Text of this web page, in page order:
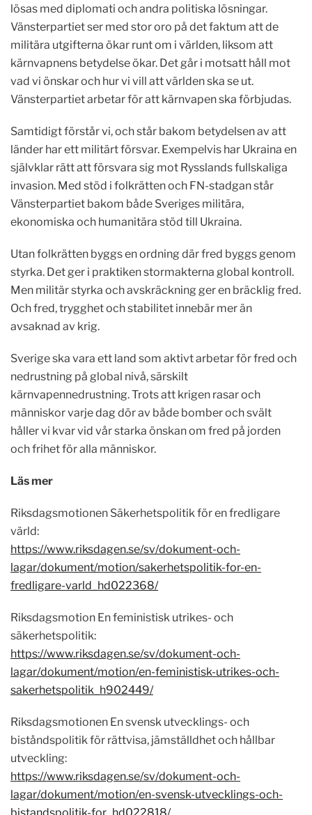
lösas med diplomati och andra politiska lösningar.
Vänsterpartiet ser med stor oro på det faktum att de
militära utgifterna ökar runt om i världen, liksom att
kärnvapnens betydelse ökar. Det går i motsatt håll mot
vad vi önskar och hur vi vill att världen ska se ut.
Vänsterpartiet arbetar för att kärnvapen ska förbjudas.
Samtidigt förstår vi, och står bakom betydelsen av att
länder har ett militärt försvar. Exempelvis har Ukraina en
självklar rätt att försvara sig mot Rysslands fullskaliga
invasion. Med stöd i folkrätten och FN-stadgan står
Vänsterpartiet bakom både Sveriges militära,
ekonomiska och humanitära stöd till Ukraina.
Utan folkrätten byggs en ordning där fred byggs genom
styrka. Det ger i praktiken stormakterna global kontroll.
Men militär styrka och avskräckning ger en bräcklig fred.
Och fred, trygghet och stabilitet innebär mer än
avsaknad av krig.
Sverige ska vara ett land som aktivt arbetar för fred och
nedrustning på global nivå, särskilt
kärnvapennedrustning. Trots att krigen rasar och
människor varje dag dör av både bomber och svält
håller vi kvar vid vår starka önskan om fred på jorden
och frihet för alla människor.
Läs mer
Riksdagsmotionen Säkerhetspolitik för en fredligare
värld:
https://www.riksdagen.se/sv/dokument-och-
lagar/dokument/motion/sakerhetspolitik-for-en-
fredligare-varld_hd022368/
Riksdagsmotion En feministisk utrikes- och
säkerhetspolitik:
https://www.riksdagen.se/sv/dokument-och-
lagar/dokument/motion/en-feministisk-utrikes-och-
sakerhetspolitik_h902449/
Riksdagsmotionen En svensk utvecklings- och
biståndspolitik för rättvisa, jämställdhet och hållbar
utveckling:
https://www.riksdagen.se/sv/dokument-och-
lagar/dokument/motion/en-svensk-utvecklings-och-
bistandspolitik-for_hd022818/